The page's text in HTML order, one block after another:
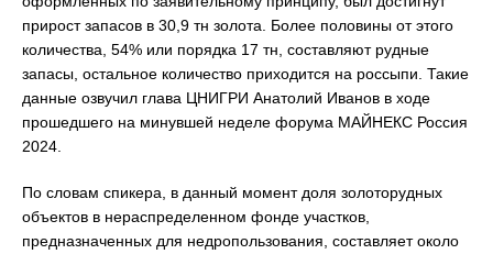
прирост запасов в 30,9 тн золота. Более половины от этого
количества, 54% или порядка 17 тн, составляют рудные
запасы, остальное количество приходится на россыпи. Такие
данные озвучил глава ЦНИГРИ Анатолий Иванов в ходе
прошедшего на минувшей неделе форума МАЙНЕКС Россия
2024.
По словам спикера, в данный момент доля золоторудных
объектов в нераспределенном фонде участков,
предназначенных для недропользования, составляет около